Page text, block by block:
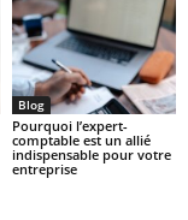
Blog
Pourquoi l’expert-
comptable est un allié
indispensable pour votre
entreprise